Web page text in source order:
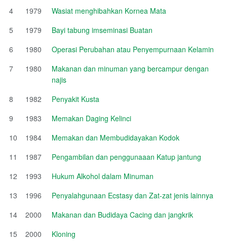
4
1979
Wasiat menghibahkan Kornea Mata
5
1979
Bayi tabung imseminasi Buatan
6
1980
Operasi Perubahan atau Penyempurnaan Kelamin
7
1980
Makanan dan minuman yang bercampur dengan
najis
8
1982
Penyakit Kusta
9
1983
Memakan Daging Kelinci
10
1984
Memakan dan Membudidayakan Kodok
11
1987
Pengambilan dan penggunaaan Katup jantung
12
1993
Hukum Alkohol dalam Minuman
13
1996
Penyalahgunaan Ecstasy dan Zat-zat jenis lainnya
14
2000
Makanan dan Budidaya Cacing dan jangkrik
15
2000
Kloning